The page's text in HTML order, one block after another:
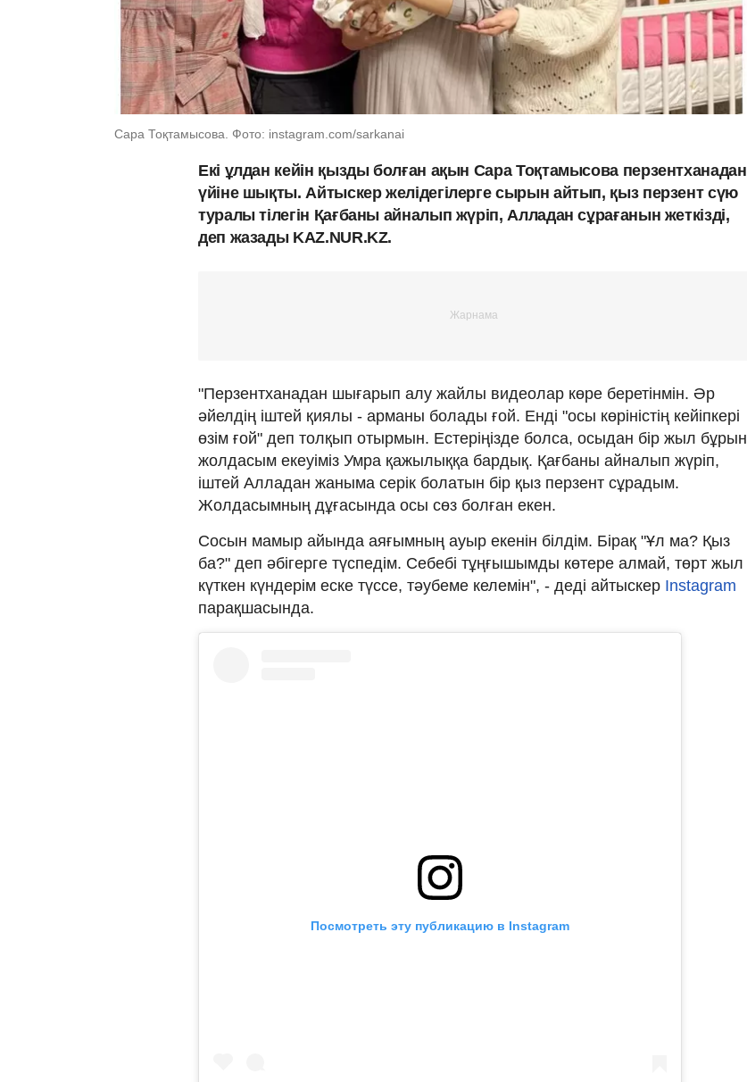
Сара Тоқтамысова. Фото: instagram.com/sarkanai
Екі ұлдан кейін қызды болған ақын Сара Тоқтамысова перзентханадан
үйіне шықты. Айтыскер желідегілерге сырын айтып, қыз перзент сүю
туралы тілегін Қағбаны айналып жүріп, Алладан сұрағанын жеткізді,
деп жазады KAZ.NUR.KZ.
"Перзентханадан шығарып алу жайлы видеолар көре беретінмін. Әр
әйелдің іштей қиялы - арманы болады ғой. Енді "осы көріністің кейіпкері
өзім ғой" деп толқып отырмын. Естеріңізде болса, осыдан бір жыл бұрын
жолдасым екеуіміз Умра қажылыққа бардық. Қағбаны айналып жүріп,
іштей Алладан жаныма серік болатын бір қыз перзент сұрадым.
Жолдасымның дұғасында осы сөз болған екен.
Сосын мамыр айында аяғымның ауыр екенін білдім. Бірақ "Ұл ма? Қыз
ба?" деп әбігерге түспедім. Себебі тұңғышымды көтере алмай, төрт жыл
күткен күндерім еске түссе, тәубеме келемін", - деді айтыскер Instagram
парақшасында.
Посмотреть эту публикацию в Instagram